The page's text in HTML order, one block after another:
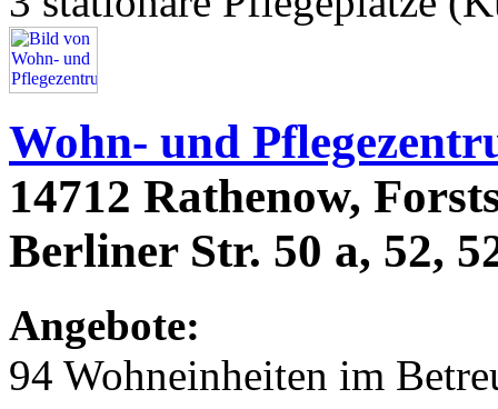
Wohn- und
14712 Rathenow,
Berliner Str. 50 a, 52,
Angebote:
94 Wohneinheiten im